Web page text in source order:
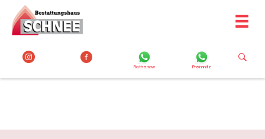
Inhalt
springen
Rathenow Premnitz